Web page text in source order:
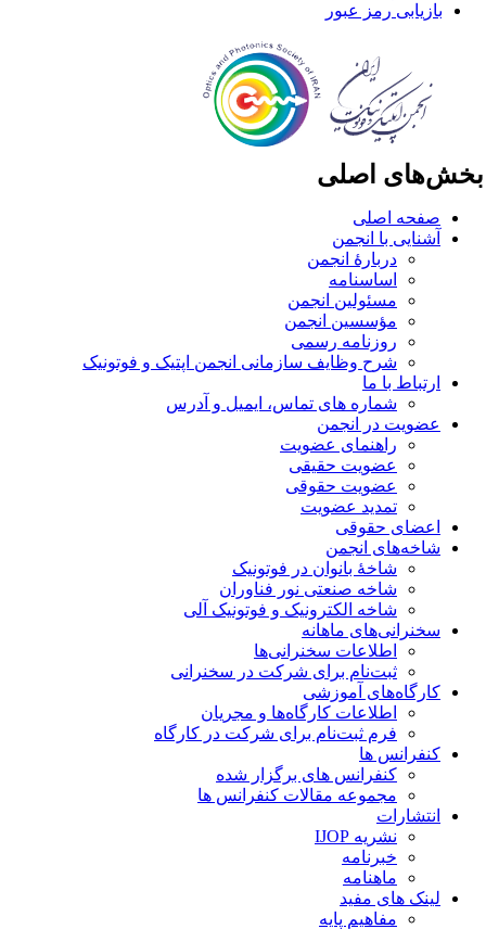
بازیابی رمز عبور
اصلی
صفحه اصلی
آشنایی با انجمن
دربارۀ انجمن
اساسنامه
مسئولین انجمن
مؤسسین انجمن
روزنامه رسمی
شرح وظایف سازمانی انجمن اپتیک و فوتونیک
ارتباط با ما
شماره های تماس، ایمیل و آدرس
عضویت در انجمن
راهنمای عضویت
عضویت حقیقی
عضویت حقوقی
تمدید عضویت
اعضای حقوقی
شاخه‌های انجمن
شاخۀ بانوان در فوتونیک
شاخه صنعتی نور فناوران
شاخه‌ الکترونیک و فوتونیک آلی
سخنرانی‌های ماهانه
اطلاعات سخنرانی‌‌ها
ثبت‌نام برای شرکت در سخنرانی
کارگاه‌های آموزشی
اطلاعات کارگاه‌ها و مجریان
فرم ثبت‌نام برای شرکت در کارگاه
کنفرانس ها
کنفرانس های برگزار شده
مجموعه مقالات کنفرانس ها
انتشارات
نشریه IJOP
خبرنامه
ماهنامه
لینک های مفید
مفاهیم پایه